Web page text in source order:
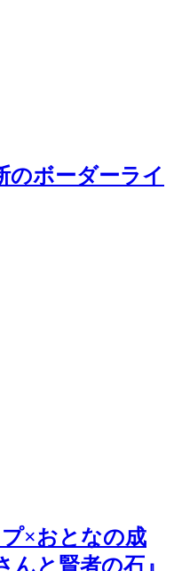
のボーダーライ
×おとなの成
んと賢者の石』